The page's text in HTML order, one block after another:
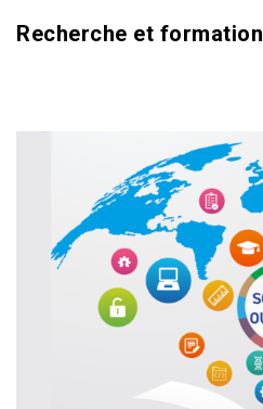
Recherche et formation